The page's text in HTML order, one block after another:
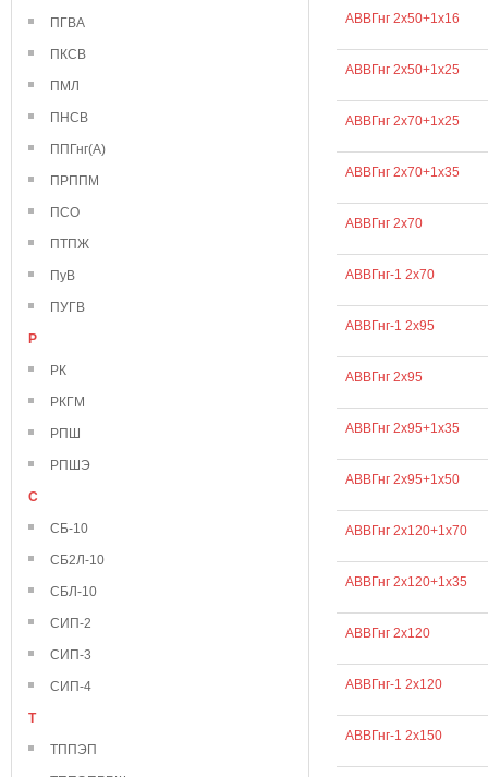
ПГВА
ПКСВ
ПМЛ
ПНСВ
ППГнг(А)
ПРППМ
ПСО
ПТПЖ
ПуВ
ПУГВ
Р
РК
РКГМ
РПШ
РПШЭ
С
СБ-10
СБ2Л-10
СБЛ-10
СИП-2
СИП-3
СИП-4
Т
ТППЭП
АВВГнг 2х50+1х16
АВВГнг 2х50+1х25
АВВГнг 2х70+1х25
АВВГнг 2х70+1х35
АВВГнг 2х70
АВВГнг-1 2х70
АВВГнг-1 2х95
АВВГнг 2х95
АВВГнг 2х95+1х35
АВВГнг 2х95+1х50
АВВГнг 2х120+1х70
АВВГнг 2х120+1х35
АВВГнг 2х120
АВВГнг-1 2х120
АВВГнг-1 2х150